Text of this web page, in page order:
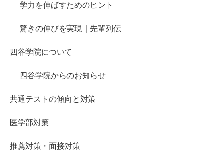
学力を伸ばすためのヒント
驚きの伸びを実現｜先輩列伝
四谷学院について
四谷学院からのお知らせ
共通テストの傾向と対策
医学部対策
推薦対策・面接対策